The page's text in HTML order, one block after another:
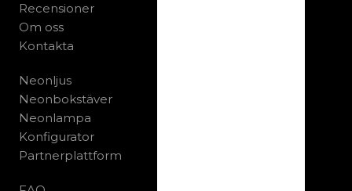
Recensioner
Om oss
Kontakta
Neonljus
Neonbokstäver
Neonlampa
Konfigurator
Partnerplattform